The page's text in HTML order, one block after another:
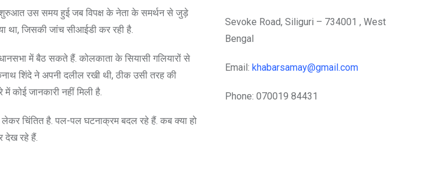
शुरुआत उस समय हुई जब विपक्ष के नेता के समर्थन से जुड़े
था, जिसकी जांच सीआईडी कर रही है.
में बैठ सकते हैं. कोलकाता के सियासी गलियारों से
शिंदे ने अपनी दलील रखी थी, ठीक उसी तरह की
कोई जानकारी नहीं मिली है.
चिंतित है. पल-पल घटनाक्रम बदल रहे हैं. कब क्या हो
देख रहे हैं.
Sevoke Road, Siliguri – 734001 , West
Bengal
Email: khabarsamay@gmail.com
Phone: 070019 84431